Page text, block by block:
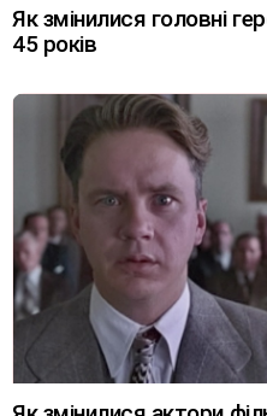
Як змінилися головні
45 років